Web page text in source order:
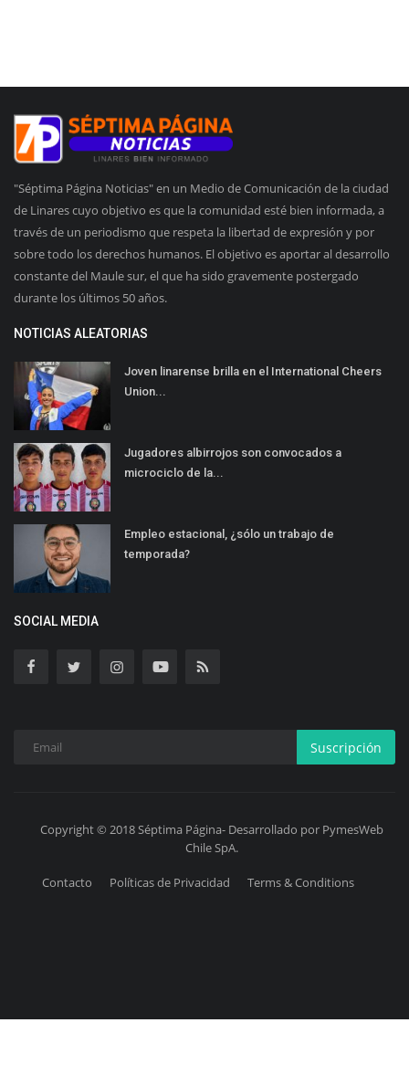
"Séptima Página Noticias" en un Medio de Comunicación de la ciudad
de Linares cuyo objetivo es que la comunidad esté bien informada, a
través de un periodismo que respeta la libertad de expresión y por
sobre todo los derechos humanos. El objetivo es aportar al desarrollo
constante del Maule sur, el que ha sido gravemente postergado
durante los últimos 50 años.
NOTICIAS ALEATORIAS
Joven linarense brilla en el International Cheers
Union...
Jugadores albirrojos son convocados a
microciclo de la...
Empleo estacional, ¿sólo un trabajo de
temporada?
SOCIAL MEDIA
Suscripción
Copyright © 2018 Séptima Página- Desarrollado por PymesWeb
Chile SpA.
Contacto Políticas de Privacidad Terms & Conditions